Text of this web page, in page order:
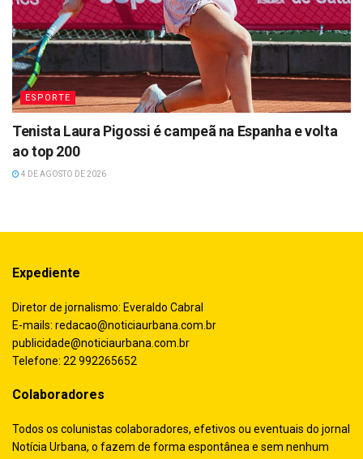
ESPORTE
Tenista Laura Pigossi é campeã na Espanha e volta
ao top 200
4 DE AGOSTO DE 2026
Expediente
Diretor de jornalismo: Everaldo Cabral
E-mails: redacao@noticiaurbana.com.br
publicidade@noticiaurbana.com.br
Telefone: 22 992265652
Colaboradores
Todos os colunistas colaboradores, efetivos ou eventuais do jornal
Notícia Urbana, o fazem de forma espontânea e sem nenhum